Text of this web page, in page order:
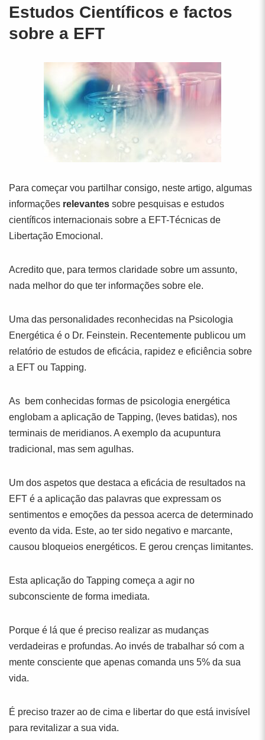
Estudos Científicos e factos
sobre a EFT
Para começar vou partilhar consigo, neste artigo, algumas
informações relevantes sobre pesquisas e estudos
científicos internacionais sobre a EFT-Técnicas de
Libertação Emocional.
Acredito que, para termos claridade sobre um assunto,
nada melhor do que ter informações sobre ele.
Uma das personalidades reconhecidas na Psicologia
Energética é o Dr. Feinstein. Recentemente publicou um
relatório de estudos de eficácia, rapidez e eficiência sobre
a EFT ou Tapping.
As bem conhecidas formas de psicologia energética
englobam a aplicação de Tapping, (leves batidas), nos
terminais de meridianos. A exemplo da acupuntura
tradicional, mas sem agulhas.
Um dos aspetos que destaca a eficácia de resultados na
EFT é a aplicação das palavras que expressam os
sentimentos e emoções da pessoa acerca de determinado
evento da vida. Este, ao ter sido negativo e marcante,
causou bloqueios energéticos. E gerou crenças limitantes.
Esta aplicação do Tapping começa a agir no
subconsciente de forma imediata.
Porque é lá que é preciso realizar as mudanças
verdadeiras e profundas. Ao invés de trabalhar só com a
mente consciente que apenas comanda uns 5% da sua
vida.
É preciso trazer ao de cima e libertar do que está invisível
para revitalizar a sua vida.